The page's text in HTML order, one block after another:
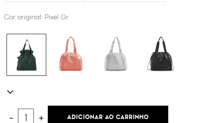
Cor original: Pixel Gr
＋
－ ADICIONAR AO CARRINHO